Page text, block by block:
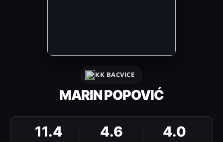
KK BACVICE
MARIN POPOVIĆ
11.4 4.6 4.0